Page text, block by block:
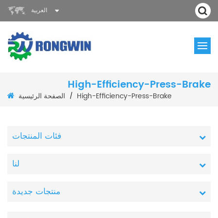
العربية
High-Efficiency-Press-Brake
الصفحة الرئيسية / High-Efficiency-Press-Brake
فئات المنتجات
لنا
منتجات جديدة